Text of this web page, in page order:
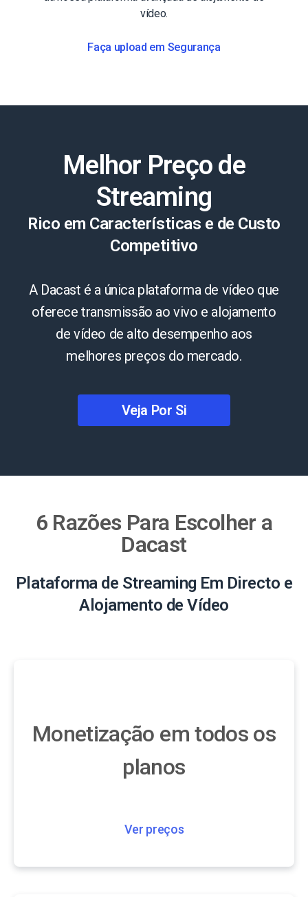
vídeo.
Faça upload em Segurança
Melhor Preço de
Streaming
Rico em Características e de Custo
Competitivo
A Dacast é a única plataforma de vídeo que
oferece transmissão ao vivo e alojamento
de vídeo de alto desempenho aos
melhores preços do mercado.
Veja Por Si
6 Razões Para Escolher a
Dacast
Plataforma de Streaming Em Directo e
Alojamento de Vídeo
Monetização em todos os
planos
Ver preços